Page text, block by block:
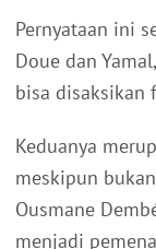
Pernyataan ini
Doue dan
bisa disaksikan
Keduanya
meskipun
Ousmane
menjadi